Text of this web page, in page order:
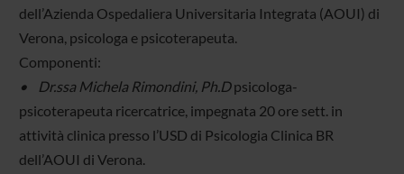
dell’Azienda Ospedaliera Universitaria Integrata (AOUI) di
Verona, psicologa e psicoterapeuta.
Componenti:
• Dr.ssa Michela Rimondini, Ph.Dpsicologa-
psicoterapeuta ricercatrice, impegnata 20 ore sett. in
attività clinica presso l’USD di Psicologia Clinica BR
dell’AOUI di Verona.